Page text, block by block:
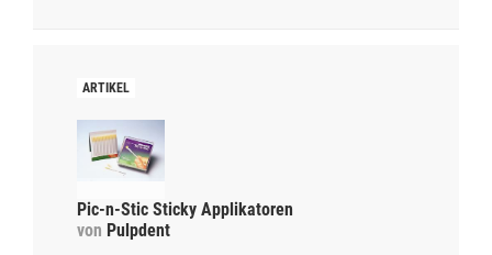
Pic-n-Stic Sticky Applikatoren
von Pulpdent